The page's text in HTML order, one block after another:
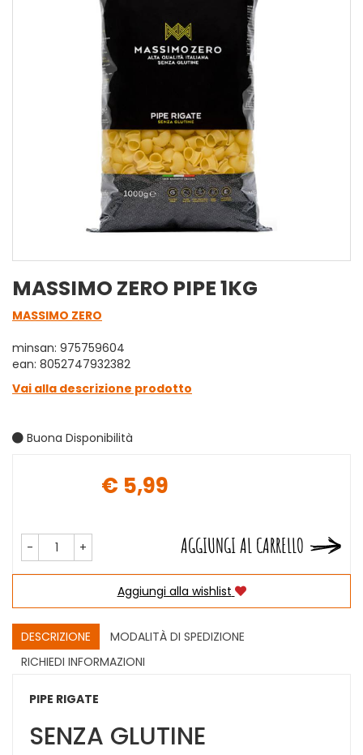
MASSIMO ZERO PIPE 1KG
MASSIMO ZERO
minsan: 975759604
ean: 8052747932382
Vai alla descrizione prodotto
Buona Disponibilità
€ 5,99
- + AGGIUNGI AL CARRELLO
Aggiungi alla wishlist
DESCRIZIONE
MODALITÀ DI SPEDIZIONE
RICHIEDI INFORMAZIONI
PIPE RIGATE
SENZA GLUTINE